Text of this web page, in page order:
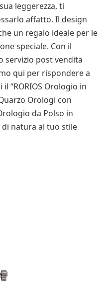
leggerezza, ti
affatto. Il design
un regalo ideale per le
speciale. Con il
servizio post vendita
qui per rispondere a
“RORIOS Orologio in
Orologi con
da Polso in
di natura al tuo stile